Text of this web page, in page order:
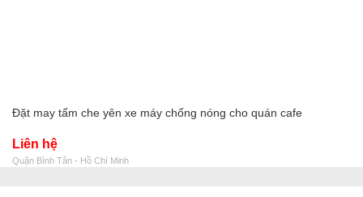
Đặt may tấm che yên xe máy chống nóng cho quán cafe
Liên hệ
Quận Bình Tân - Hồ Chí Minh